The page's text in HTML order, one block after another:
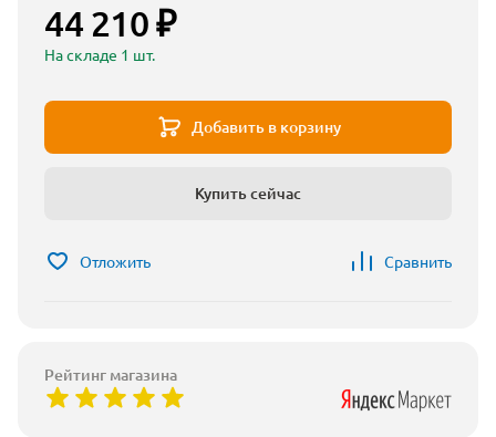
44 210 ₽
На складе 1 шт.
Добавить в корзину
Купить сейчас
Отложить Сравнить
Рейтинг магазина